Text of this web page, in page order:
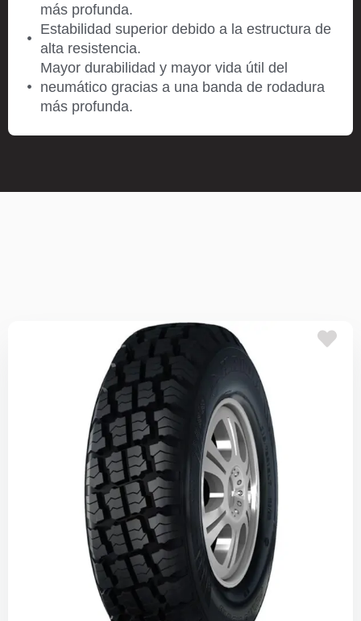
más profunda.
Estabilidad superior debido a la estructura de
alta resistencia.
Mayor durabilidad y mayor vida útil del
neumático gracias a una banda de rodadura
más profunda.